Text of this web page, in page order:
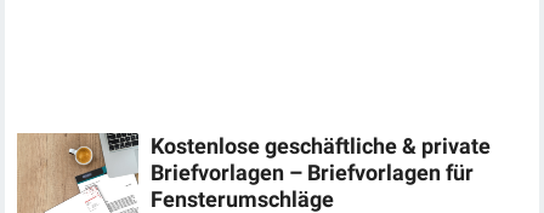
Kostenlose geschäftliche & private
Briefvorlagen – Briefvorlagen für
Fensterumschläge